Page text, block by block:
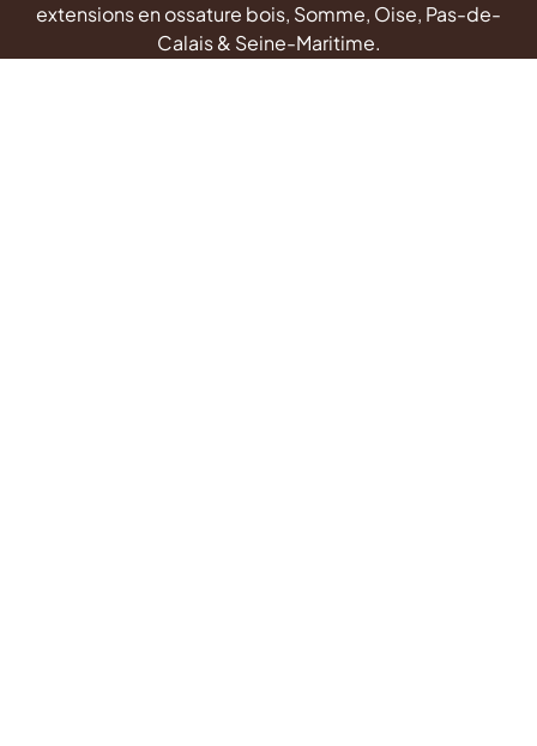
extensions en ossature bois, Somme, Oise, Pas-de-
Calais & Seine-Maritime.